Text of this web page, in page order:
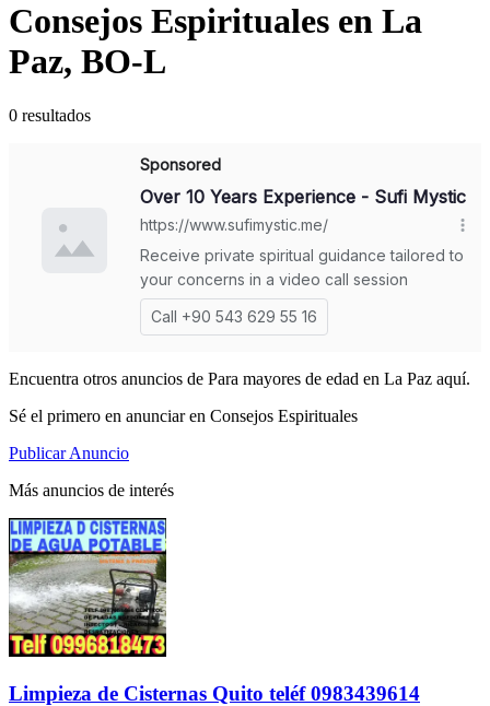
Consejos Espirituales en La
Paz, BO-L
0 resultados
Encuentra otros anuncios de Para mayores de edad en La Paz aquí.
Sé el primero en anunciar en Consejos Espirituales
Publicar Anuncio
Más anuncios de interés
Limpieza de Cisternas Quito teléf 0983439614